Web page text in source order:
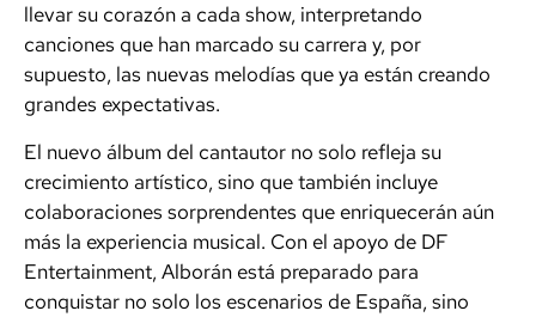
llevar su corazón a cada show, interpretando
canciones que han marcado su carrera y, por
supuesto, las nuevas melodías que ya están creando
grandes expectativas.
El nuevo álbum del cantautor no solo refleja su
crecimiento artístico, sino que también incluye
colaboraciones sorprendentes que enriquecerán aún
más la experiencia musical. Con el apoyo de DF
Entertainment, Alborán está preparado para
conquistar no solo los escenarios de España, sino